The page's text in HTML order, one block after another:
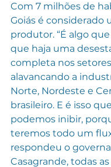
Com 7 milhões de
Goiás é considerado
produtor. “É algo
que haja uma
completa nos
alavancando a
Norte, Nordeste e
brasileiro. E é isso
podemos inibir,
teremos todo um
respondeu o
Casagrande, todas